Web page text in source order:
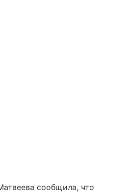
сообщила, что